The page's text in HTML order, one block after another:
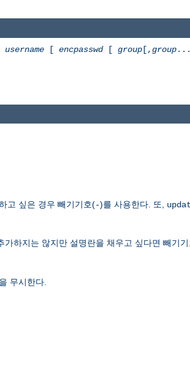
username [ encpasswd[ group [,group
고 싶은 경우 빼기기호(-)를 사용한다. 또,
하지는 않지만 설명란을 채우고 싶다면 빼기
무시한다.